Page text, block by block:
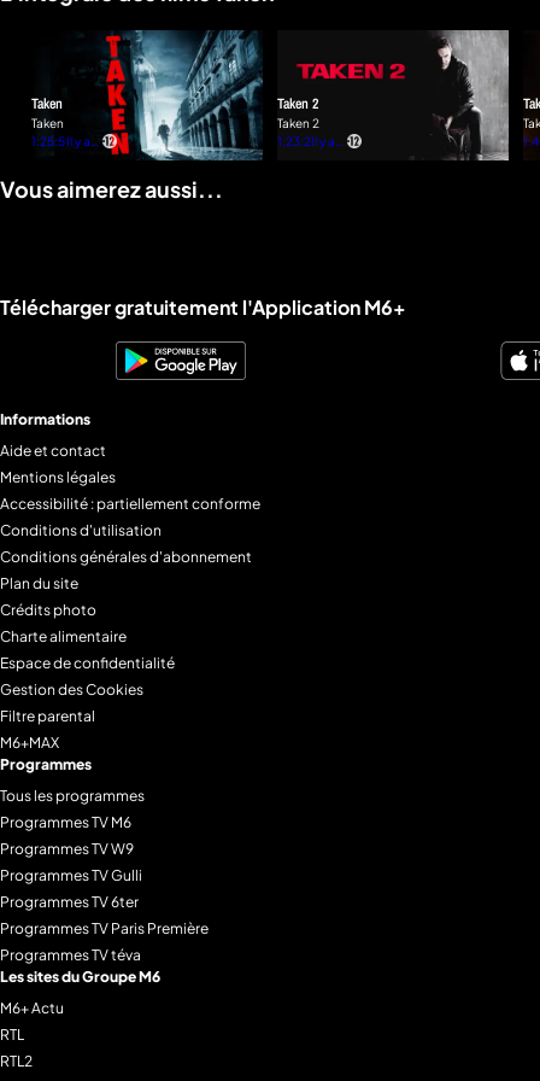
Taken
Taken
1:25:59Il y a 4
Taken 2
Taken 2
1:23:27Il y a 4
Vous aimerez aussi...
Liens utiles M6+.
Télécharger gratuitement l'Application M6+
Informations
Aide et contact
Mentions légales
Accessibilité : partiellement conforme
Conditions d'utilisation
Conditions générales d'abonnement
Plan du site
Crédits photo
Charte alimentaire
Espace de confidentialité
Gestion des Cookies
Filtre parental
M6+MAX
Programmes
Tous les programmes
Programmes TV M6
Programmes TV W9
Programmes TV Gulli
Programmes TV 6ter
Programmes TV Paris Première
Programmes TV téva
Les sites du Groupe M6
M6+ Actu
RTL
RTL2